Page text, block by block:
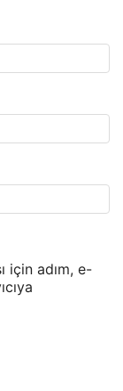
için adım, e-